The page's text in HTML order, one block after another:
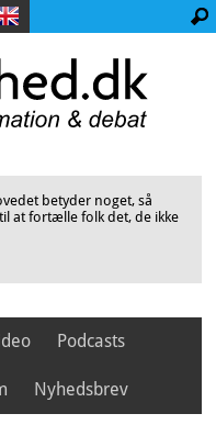
betyder noget, så
at fortælle folk det, de ikke
Podcasts
Nyhedsbrev